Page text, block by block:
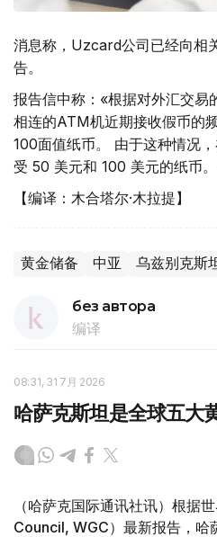
消息称，Uzcard公司已经向相
告。
报告信中称：«根据对外汇交
相连的ATM机近期接收假币的
100面值纸币。 由于这种情况
受 50 美元和 100 美元的纸币
【编译：木合塔尔·木拉提】
黄金储备 中亚 乌兹别克斯
без автора
编译
08:31, 31 7月 2026
哈萨克斯坦是全球五大
（哈萨克国际通讯社讯）根据
Council, WGC）最新报告，哈